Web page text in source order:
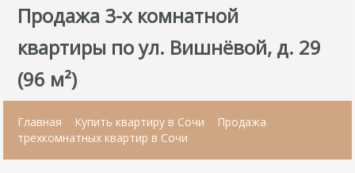
Продажа 3-х комнатной
квартиры по ул. Вишнёвой, д. 29
(96 м²)
Главная Купить квартиру в Сочи
Продажа
трехкомнатных квартир в Сочи